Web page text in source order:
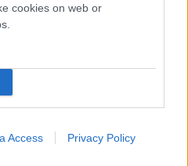
cookies on web or
Access Privacy Policy